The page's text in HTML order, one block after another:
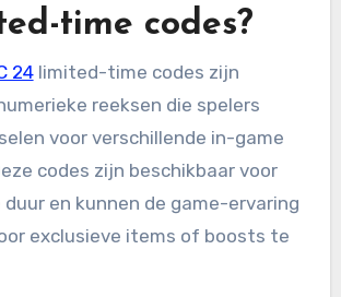
time codes?
24limited-time codes zijn
reeksen die spelers
voor verschillende in-game
codes zijn beschikbaar voor
en kunnen de game-ervaring
exclusieve items of boosts te